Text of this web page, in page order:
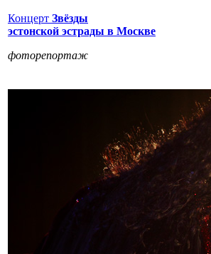
Концерт Звёзды
эстонской эстрады в Москве
фоторепортаж